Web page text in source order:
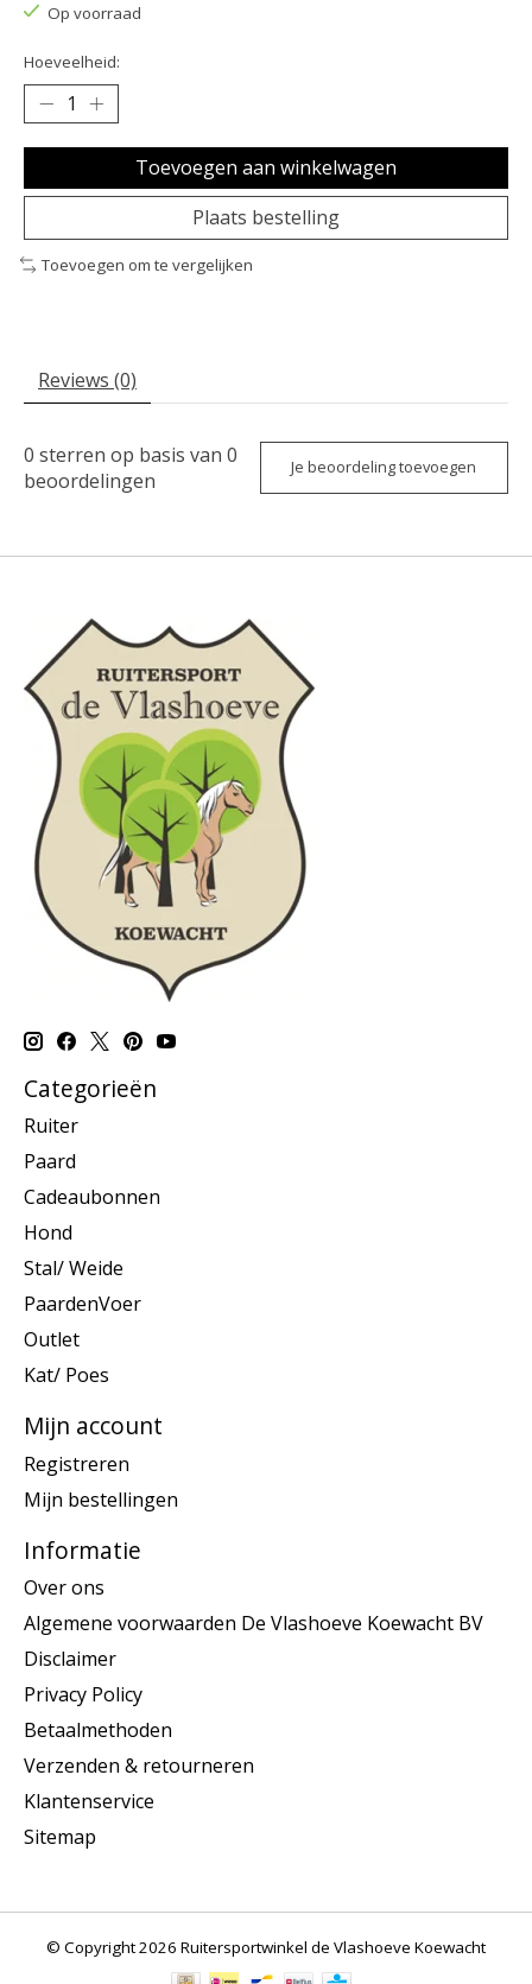
Op voorraad
Hoeveelheid:
Toevoegen aan winkelwagen
Plaats bestelling
Toevoegen om te vergelijken
Reviews (0)
0 sterren op basis van 0
beoordelingen
Je beoordeling toevoegen
Categorieën
Ruiter
Paard
Cadeaubonnen
Hond
Stal/ Weide
PaardenVoer
Outlet
Kat/ Poes
Mijn account
Registreren
Mijn bestellingen
Informatie
Over ons
Algemene voorwaarden De Vlashoeve Koewacht BV
Disclaimer
Privacy Policy
Betaalmethoden
Verzenden & retourneren
Klantenservice
Sitemap
© Copyright 2026 Ruitersportwinkel de Vlashoeve Koewacht